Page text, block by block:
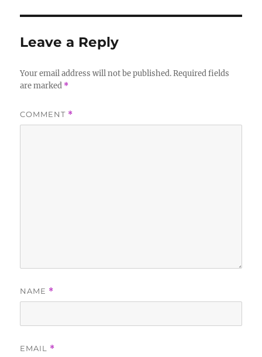
Leave a Reply
Your email address will not be published. Required fields
are marked *
COMMENT *
NAME *
EMAIL *